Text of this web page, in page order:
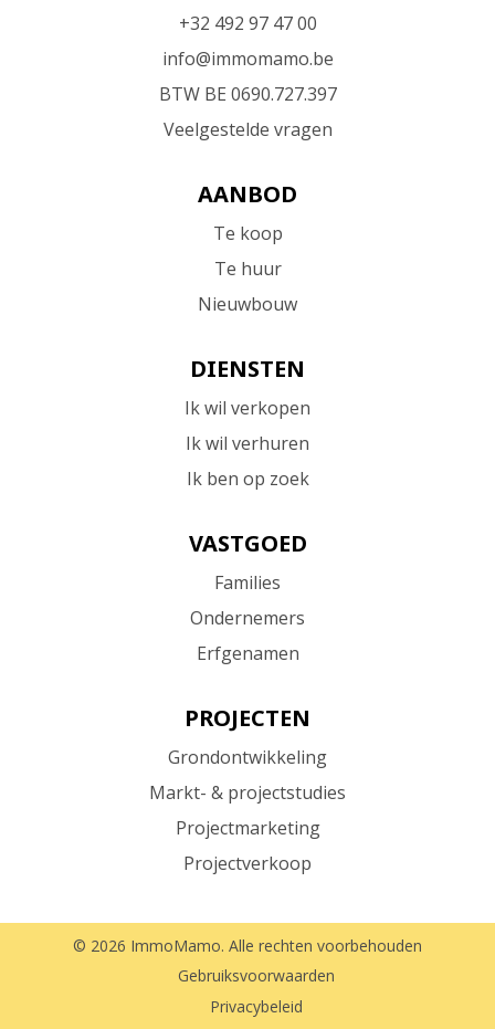
+32 492 97 47 00
info@immomamo.be
BTW BE 0690.727.397
Veelgestelde vragen
AANBOD
Te koop
Te huur
Nieuwbouw
DIENSTEN
Ik wil verkopen
Ik wil verhuren
Ik ben op zoek
VASTGOED
Families
Ondernemers
Erfgenamen
PROJECTEN
Grondontwikkeling
Markt- & projectstudies
Projectmarketing
Projectverkoop
© 2026 ImmoMamo. Alle rechten voorbehouden
Gebruiksvoorwaarden
Privacybeleid